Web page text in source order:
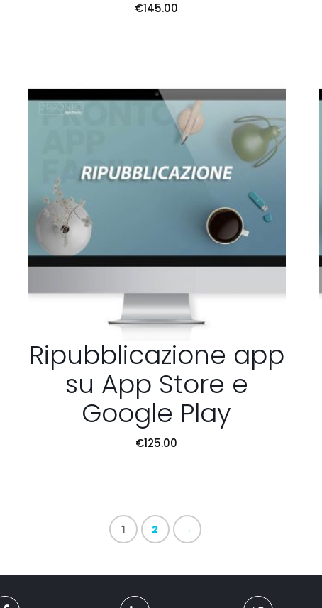
€145.00
Ripubblicazione app
su App Store e
Google Play
€125.00
1 2 →